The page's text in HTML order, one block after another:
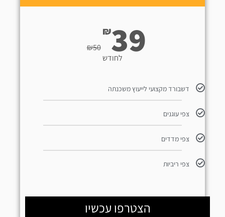
₪50
₪39
לחודש
דשבורד מקצועי לייעוץ משכנתה
צפי עוגנים
צפי מדדים
צפי ריביות
הצטרפו עכשיו